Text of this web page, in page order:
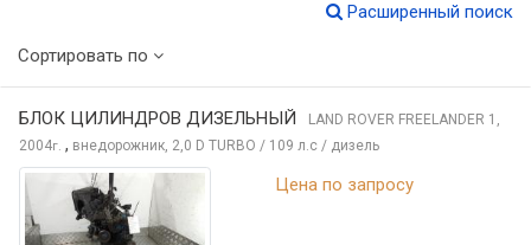
Расширенный поиск
Сортировать по
БЛОК ЦИЛИНДРОВ ДИЗЕЛЬНЫЙ LAND ROVER FREELANDER 1,
2004г. , внедорожник, 2,0 D TURBO / 109 л.с / дизель
Цена по запросу